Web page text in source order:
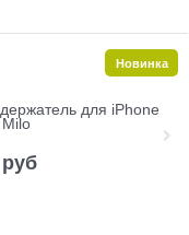
для iPhone
руб
Новинка